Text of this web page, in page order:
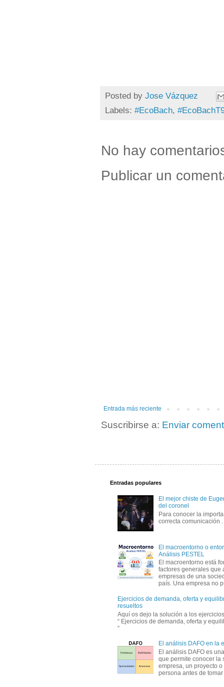
Posted by Jose Vázquez
Labels: #EcoBach,
No hay
Publicar un
Entrada más reciente
Suscribirse a: Enviar
Entradas populares
El mejor chiste de
del coronel
Para conocer la
correcta
El macroentorno o
Análisis PESTEL
El macroentorno está
factores generales que
empresas de una
país. Una empresa no
Ejercicios de demanda, oferta y
resueltos
Aquí os dejo la solución a los
“ Ejercicios de demanda, oferta y
”
El análisis DAFO en la
El análisis DAFO es
que permite conocer la
empresa, un proyecto
persona antes de